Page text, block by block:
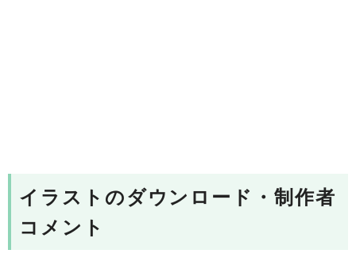
イラストのダウンロード・制作者
コメント